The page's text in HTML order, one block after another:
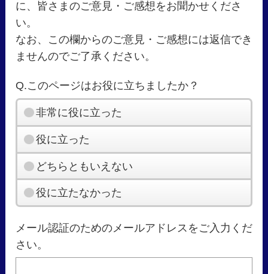
に、皆さまのご意見・ご感想をお聞かせくださ
い。
なお、この欄からのご意見・ご感想には返信でき
ませんのでご了承ください。
Q.このページはお役に立ちましたか？
非常に役に立った
役に立った
どちらともいえない
役に立たなかった
メール認証のためのメールアドレスをご入力くだ
さい。